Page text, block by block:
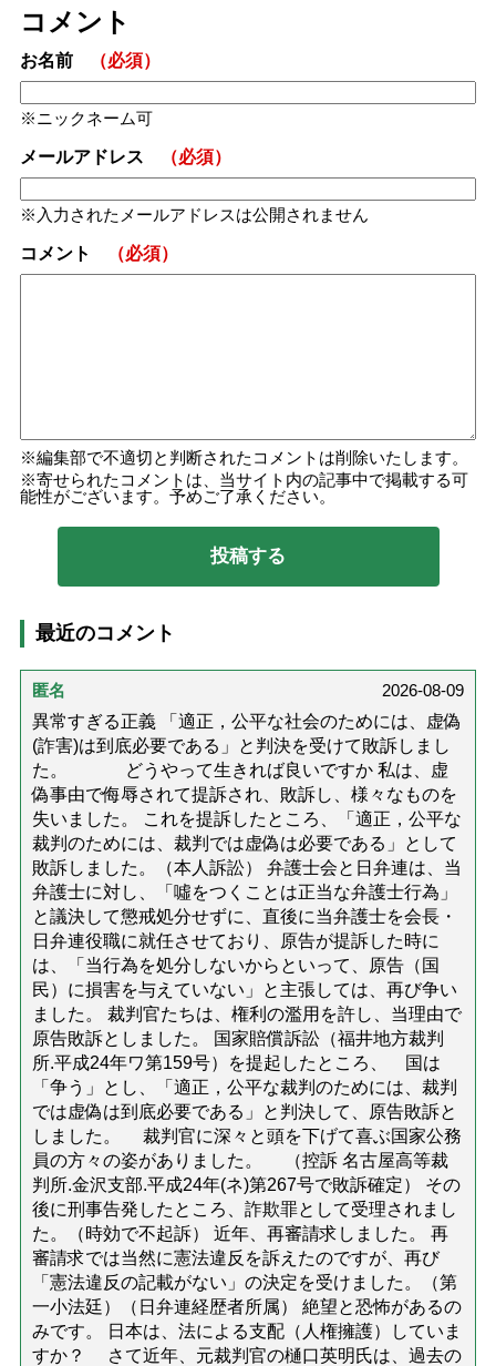
コメント
お名前 （必須）
ニックネーム可
メールアドレス （必須）
入力されたメールアドレスは公開されません
コメント （必須）
編集部で不適切と判断されたコメントは削除いたします。
寄せられたコメントは、当サイト内の記事中で掲載する可
能性がございます。予めご了承ください。
最近のコメント
匿名
2026-08-09
異常すぎる正義 「適正，公平な社会のためには、虚偽
(詐害)は到底必要である」と判決を受けて敗訴しまし
た。 どうやって生きれば良いですか 私は、虚
偽事由で侮辱されて提訴され、敗訴し、様々なものを
失いました。 これを提訴したところ、「適正，公平な
裁判のためには、裁判では虚偽は必要である」として
敗訴しました。（本人訴訟） 弁護士会と日弁連は、当
弁護士に対し、「噓をつくことは正当な弁護士行為」
と議決して懲戒処分せずに、直後に当弁護士を会長・
日弁連役職に就任させており、原告が提訴した時に
は、「当行為を処分しないからといって、原告（国
民）に損害を与えていない」と主張しては、再び争い
ました。 裁判官たちは、権利の濫用を許し、当理由で
原告敗訴としました。 国家賠償訴訟（福井地方裁判
所.平成24年ワ第159号）を提起したところ、 国は
「争う」とし、「適正，公平な裁判のためには、裁判
では虚偽は到底必要である」と判決して、原告敗訴と
しました。 裁判官に深々と頭を下げて喜ぶ国家公務
員の方々の姿がありました。 （控訴 名古屋高等裁
判所.金沢支部.平成24年(ネ)第267号で敗訴確定） その
後に刑事告発したところ、詐欺罪として受理されまし
た。（時効で不起訴） 近年、再審請求しました。 再
審請求では当然に憲法違反を訴えたのですが、再び
「憲法違反の記載がない」の決定を受けました。（第
一小法廷）（日弁連経歴者所属） 絶望と恐怖があるの
みです。 日本は、法による支配（人権擁護）していま
すか？ さて近年、元裁判官の樋口英明氏は、過去の